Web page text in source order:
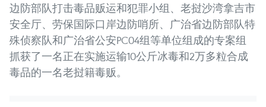
边防部队打击毒品贩运和犯罪小组、老挝沙湾拿吉市
安全厅、劳保国际口岸边防哨所、广治省边防部队特
殊侦察队和广治省公安PC04组等单位组成的专案组
抓获了一名正在实施运输10公斤冰毒和2万多粒合成
毒品的一名老挝籍毒贩。